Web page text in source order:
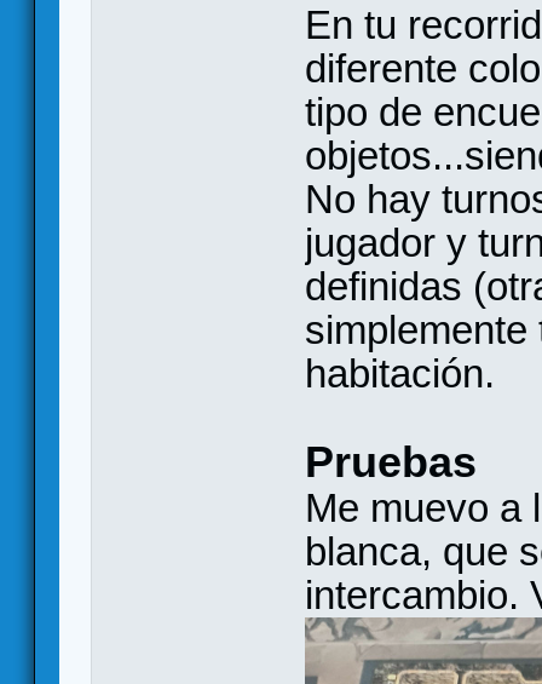
En tu
diferente
tipo de
No hay
jugador y
definidas
habitación.
Pruebas
Me muevo a
blanca, que
intercambio.